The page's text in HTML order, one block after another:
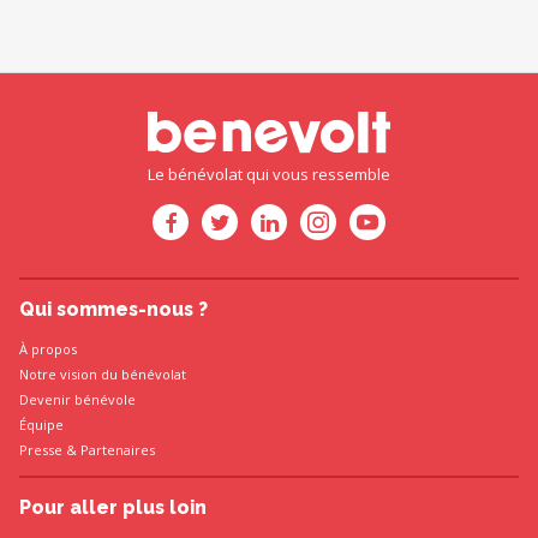
Le bénévolat qui vous ressemble
Qui sommes-nous ?
À propos
Notre vision du bénévolat
Devenir bénévole
Équipe
Presse & Partenaires
Pour aller plus loin